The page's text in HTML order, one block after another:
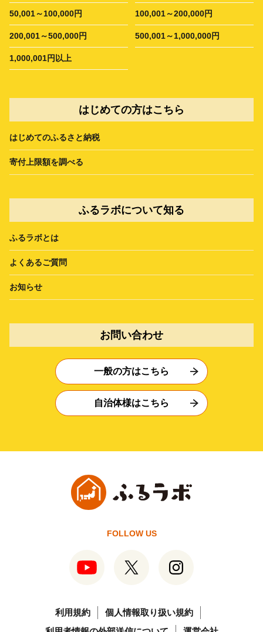
50,001～100,000円 100,001～200,000円
200,001～500,000円 500,001～1,000,000円
1,000,001円以上
はじめての方はこちら
はじめてのふるさと納税
寄付上限額を調べる
ふるラボについて知る
ふるラボとは
よくあるご質問
お知らせ
お問い合わせ
一般の方はこちら
自治体様はこちら
FOLLOW US
利用規約
個人情報取り扱い規約